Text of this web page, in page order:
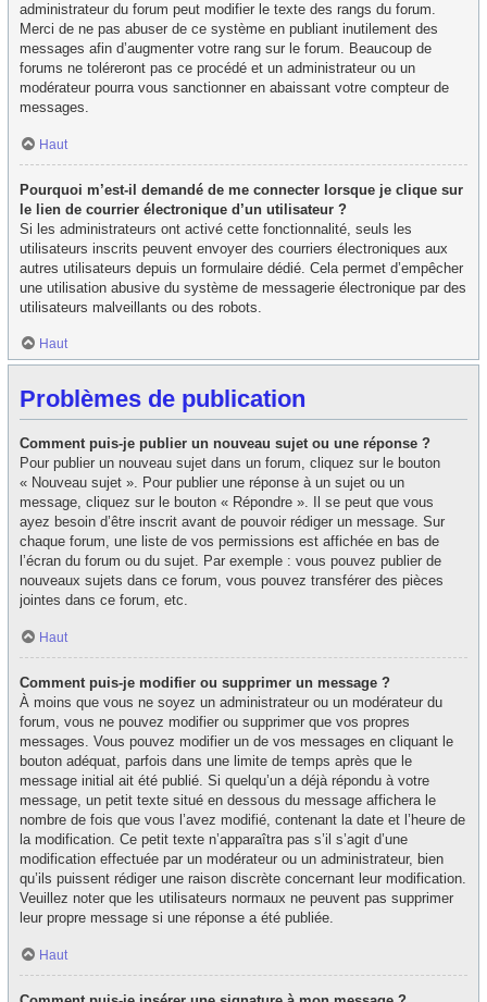
administrateur du forum peut modifier le texte des rangs du forum.
Merci de ne pas abuser de ce système en publiant inutilement des
messages afin d’augmenter votre rang sur le forum. Beaucoup de
forums ne toléreront pas ce procédé et un administrateur ou un
modérateur pourra vous sanctionner en abaissant votre compteur de
messages.
Haut
Pourquoi m’est-il demandé de me connecter lorsque je clique sur
le lien de courrier électronique d’un utilisateur ?
Si les administrateurs ont activé cette fonctionnalité, seuls les
utilisateurs inscrits peuvent envoyer des courriers électroniques aux
autres utilisateurs depuis un formulaire dédié. Cela permet d’empêcher
une utilisation abusive du système de messagerie électronique par des
utilisateurs malveillants ou des robots.
Haut
Problèmes de publication
Comment puis-je publier un nouveau sujet ou une réponse ?
Pour publier un nouveau sujet dans un forum, cliquez sur le bouton
« Nouveau sujet ». Pour publier une réponse à un sujet ou un
message, cliquez sur le bouton « Répondre ». Il se peut que vous
ayez besoin d’être inscrit avant de pouvoir rédiger un message. Sur
chaque forum, une liste de vos permissions est affichée en bas de
l’écran du forum ou du sujet. Par exemple : vous pouvez publier de
nouveaux sujets dans ce forum, vous pouvez transférer des pièces
jointes dans ce forum, etc.
Haut
Comment puis-je modifier ou supprimer un message ?
À moins que vous ne soyez un administrateur ou un modérateur du
forum, vous ne pouvez modifier ou supprimer que vos propres
messages. Vous pouvez modifier un de vos messages en cliquant le
bouton adéquat, parfois dans une limite de temps après que le
message initial ait été publié. Si quelqu’un a déjà répondu à votre
message, un petit texte situé en dessous du message affichera le
nombre de fois que vous l’avez modifié, contenant la date et l’heure de
la modification. Ce petit texte n’apparaîtra pas s’il s’agit d’une
modification effectuée par un modérateur ou un administrateur, bien
qu’ils puissent rédiger une raison discrète concernant leur modification.
Veuillez noter que les utilisateurs normaux ne peuvent pas supprimer
leur propre message si une réponse a été publiée.
Haut